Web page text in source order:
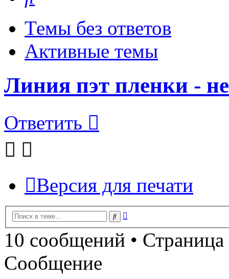
Темы без ответов
Активные темы
Линия пэт пленки -
Ответить
Версия для печати
Поиск
10 сообщений • Страница
Сообщение